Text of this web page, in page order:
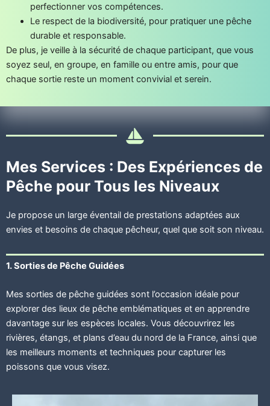
perfectionner vos compétences.
Le respect de la biodiversité, pour pratiquer une pêche
durable et responsable.
De plus, je veille à la sécurité de chaque participant, que vous
soyez seul, en groupe, en famille ou entre amis, pour que
chaque sortie reste un moment convivial et serein.
Mes Services : Des Expériences de
Pêche pour Tous les Niveaux
Je propose un large éventail de prestations adaptées aux
envies et besoins de chaque pêcheur, quel que soit son niveau.
1. Sorties de Pêche Guidées
Mes sorties de pêche guidées sont l’occasion idéale pour
explorer des lieux de pêche emblématiques et en apprendre
davantage sur les espèces locales. Vous découvrirez les
rivières, étangs, et plans d’eau du nord de la France, ainsi que
les meilleurs moments et techniques pour capturer les
poissons que vous visez.